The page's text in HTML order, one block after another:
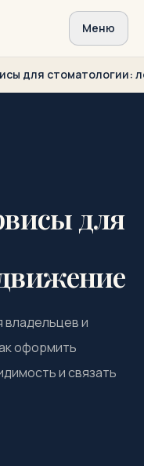
Меню
для стоматологии:
для
владельцев и
оформить
и связать